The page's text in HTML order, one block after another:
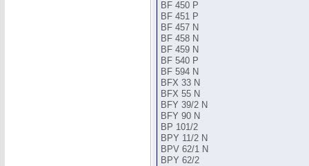
BF 450 P
BF 451 P
BF 457 N
BF 458 N
BF 459 N
BF 540 P
BF 594 N
BFX 33 N
BFX 55 N
BFY 39/2 N
BFY 90 N
BP 101/2
BPY 11/2 N
BPV 62/1 N
BPY 62/2